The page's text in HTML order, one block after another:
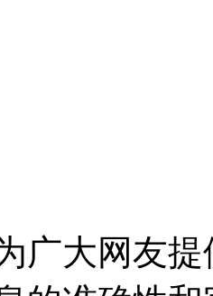
广大网友